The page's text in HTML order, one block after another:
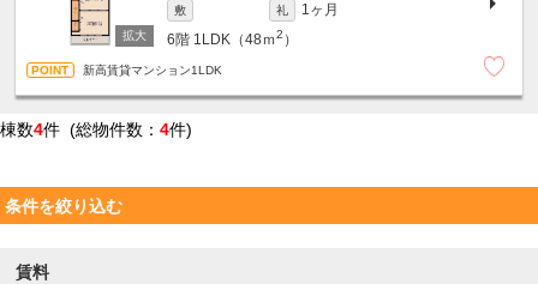
敷 礼
1ヶ月
6階 1LDK（48ｍ2 ）
新高賃貸マンション1LDK
棟数4件 (総物件数： 4件)
条件を絞り込む
賃料